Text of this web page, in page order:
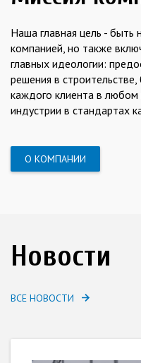
Наша главная цель - быть
компанией, но также
главных идеологии:
решения в
каждого клиента в
индустрии в стандартах
О КОМПАНИИ
Новости
ВСЕ НОВОСТИ